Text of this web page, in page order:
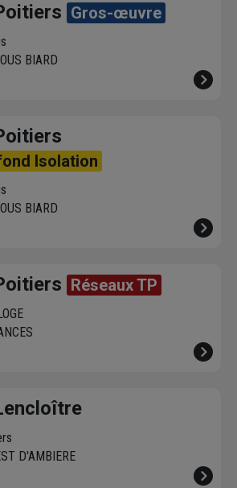
Gros-œuvre
BIARD
Isolation
BIARD
Réseaux TP
D'AMBIERE